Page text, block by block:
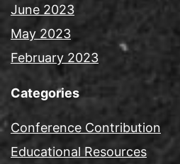
June 2023
May 2023
February 2023
Categories
Conference Contribution
Educational Resources